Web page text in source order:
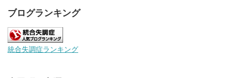
ブログランキング
統合失調症ランキング